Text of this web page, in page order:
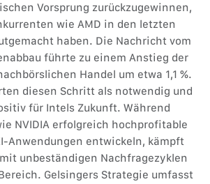
Vorsprung zurückzugewinnen,
wie AMD in den letzten
haben. Die Nachricht vom
führte zu einem Anstieg der
Handel um etwa 1,1 %.
diesen Schritt als notwendig und
für Intels Zukunft. Während
NVIDIA erfolgreich hochprofitable
Anwendungen entwickeln, kämpft
unbeständigen Nachfragezyklen
Gelsingers Strategie umfasst